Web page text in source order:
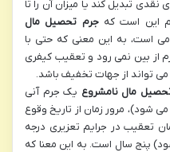
تبدیل کند یا میزان آن را تا
این است کهجرم تحصیل مال
است، به این معنی که حتی با
بین نمی رود و تعقیب کیفری
تواند از جهات تخفیف باشد.
مال نامشروع یک جرم آنی
مرور زمان از تاریخ وقوع
تعقیب در جرایم تعزیری درجه
پنج سال است. به این معنا که